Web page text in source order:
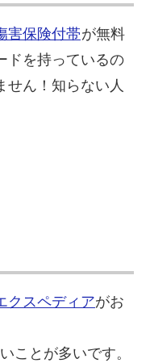
害保険付帯が無料
ドを持っているの
せん！知らない人
クスペディアがお
ことが多いです。